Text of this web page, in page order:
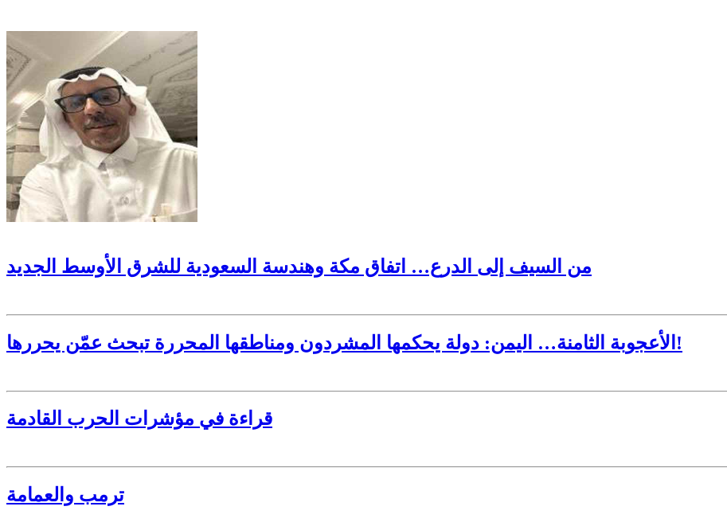
من السيف إلى الدرع… اتفاق مكة وهندسة السعودية للشرق الأوسط الجديد
الأعجوبة الثامنة… اليمن: دولة يحكمها المشردون ومناطقها المحررة تبحث عمّن يحررها!
قراءة في مؤشرات الحرب القادمة
ترمب والعمامة